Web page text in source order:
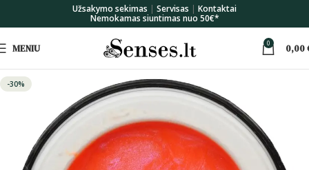
Užsakymo sekimas | Servisas | Kontaktai
Nemokamas siuntimas nuo 50€*
MENIU 0 0,00
-30%